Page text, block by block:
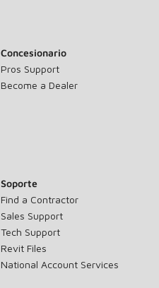
Concesionario
Pros Support
Become a Dealer
Soporte
Find a Contractor
Sales Support
Tech Support
Revit Files
National Account Services